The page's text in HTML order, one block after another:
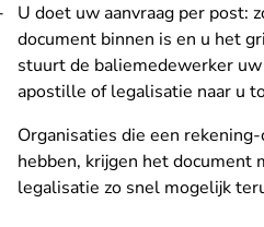
U doet uw aanvraag per post:
document binnen is en u het
stuurt de baliemedewerker
apostille of legalisatie naar u
Organisaties die een
hebben, krijgen het document
legalisatie zo snel mogelijk